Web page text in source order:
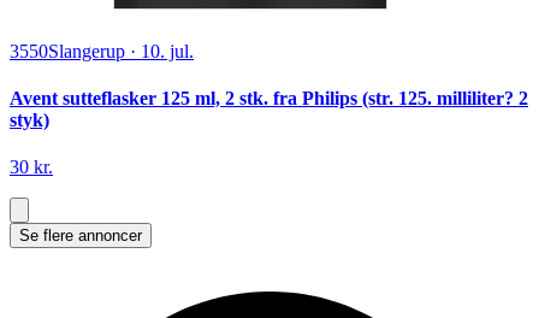
3550Slangerup · 10. jul.
Avent sutteflasker 125 ml, 2 stk. fra Philips (str. 125. milliliter? 2
styk)
30 kr.
Se flere annoncer